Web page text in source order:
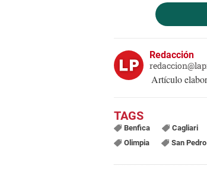
Redacción
Artículo
Benfica Cagliari
Olimpia
San